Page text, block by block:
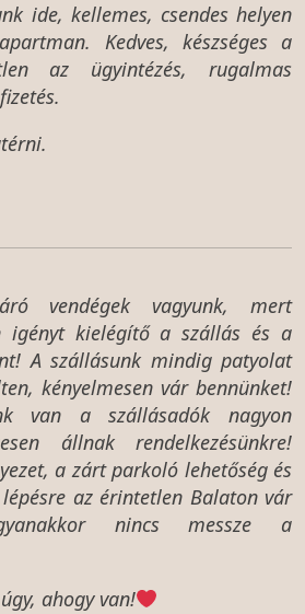
ide, kellemes, csendes helyen
Kedves, készséges a
az ügyintézés, rugalmas
vendégek vagyunk, mert
igényt kielégítő a szállás és a
A szállásunk mindig patyolat
kényelmesen vár bennünket!
van a szállásadók nagyon
állnak rendelkezésünkre!
a zárt parkoló lehetőség és
az érintetlen Balaton vár
nincs messze a
ahogy van!